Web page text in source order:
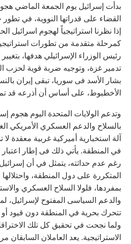
بدأت إسرائيل يوم الجمعة الماضي
القضاء على قدراتها النووية، في
إذا نظرنا استراتيجياً لهجوم اسرائيل
كمرحلة متقدمة من تطورات
رئيس الوزراء الإسرائيلي هدفها،
تدمير غزة، وتوجيه ضربة قوية لحزب
بشار الأسد فى سوريا، تبقى إيران
الأخطبوط، على أساس أن أذرعه قد تم
وتدعم الولايات المتحدة اليوم هجوم
بالسلاح والدعم العسكري الأمريكي
آلة استخبارية أميركية غربية معقدة
في المنطقة. يأتي ذلك فى إطار
رغم عدم حداثته، يتمثل في أن إسرائيل
المتكررة على دول المنطقة،
بمفردها، فلولا السلاح العسكري
والدعم السياسى المفتوح لإسرائيل،
تتحرك بحرية في المنطقة دون قيود أو
ولما نجحت في تحقيق كل تلك
الاستراتيجية. يعد العاملان